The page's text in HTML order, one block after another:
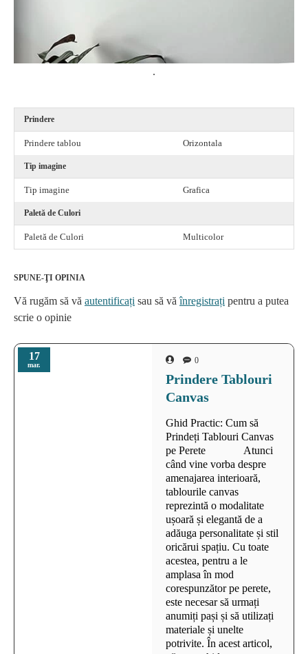
17
mar. 0
Prindere Tablouri
Canvas
Ghid Practic: Cum să
Prindeți Tablouri Canvas
pe Perete Atunci
când vine vorba despre
amenajarea interioară,
tablourile canvas
reprezintă o modalitate
ușoară și elegantă de a
adăuga personalitate și stil
oricărui spațiu. Cu toate
acestea, pentru a le
amplasa în mod
corespunzător pe perete,
este necesar să urmați
anumiți pași și să utilizați
materiale și unelte
potrivite. În acest articol,
.
Prindere
Prindere tablou Orizontala
Tip imagine
Tip imagine Grafica
Paletă de Culori
Paletă de Culori Multicolor
SPUNE-ŢI OPINIA
Vă rugăm să vă autentificați sau să văînregistrați pentru a putea
scrie o opinie